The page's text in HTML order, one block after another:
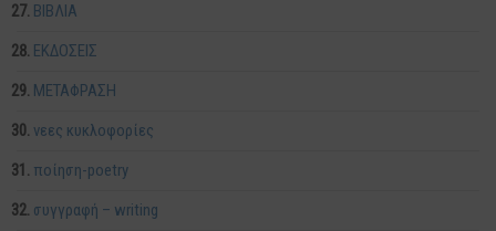
ΒΙΒΛΙΑ
ΕΚΔΟΣΕΙΣ
ΜΕΤΑΦΡΑΣΗ
νεες κυκλοφορίες
ποίηση-poetry
συγγραφή – writing